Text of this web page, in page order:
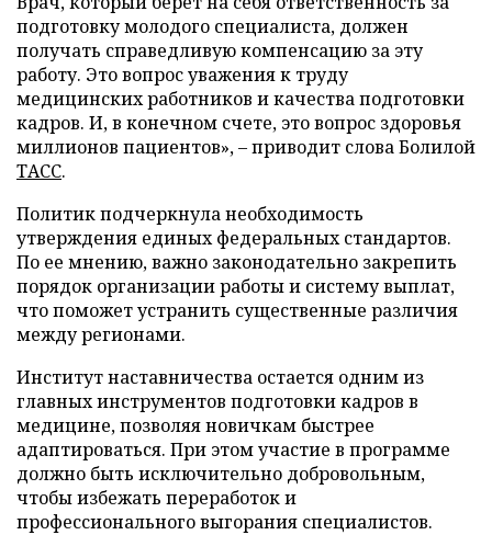
подготовку молодого специалиста, должен
получать справедливую компенсацию за эту
работу. Это вопрос уважения к труду
медицинских работников и качества подготовки
кадров. И, в конечном счете, это вопрос здоровья
миллионов пациентов», – приводит слова Болилой
ТАСС.
Политик подчеркнула необходимость
утверждения единых федеральных стандартов.
По ее мнению, важно законодательно закрепить
порядок организации работы и систему выплат,
что поможет устранить существенные различия
между регионами.
Институт наставничества остается одним из
главных инструментов подготовки кадров в
медицине, позволяя новичкам быстрее
адаптироваться. При этом участие в программе
должно быть исключительно добровольным,
чтобы избежать переработок и
профессионального выгорания специалистов.